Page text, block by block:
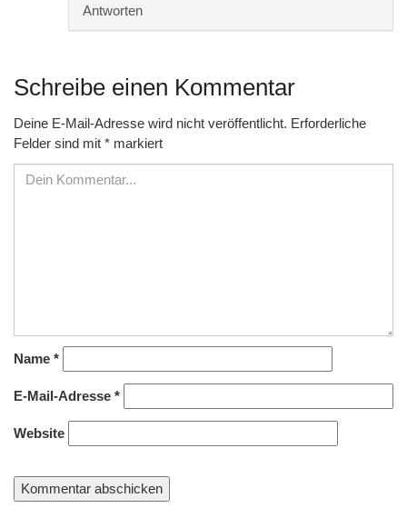
Antworten
Schreibe einen Kommentar
Deine E-Mail-Adresse wird nicht veröffentlicht. Erforderliche
Felder sind mit * markiert
Name *
E-Mail-Adresse *
Website